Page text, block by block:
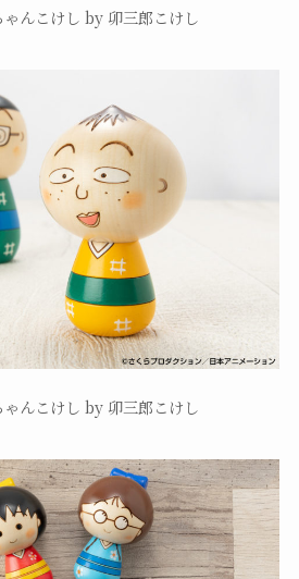
ゃんこけし by 卯三郎こけし
ゃんこけし by 卯三郎こけし